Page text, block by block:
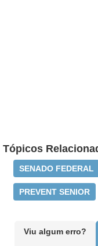
Tópicos
SENADO FEDERAL
PREVENT SENIOR
Viu algum erro?